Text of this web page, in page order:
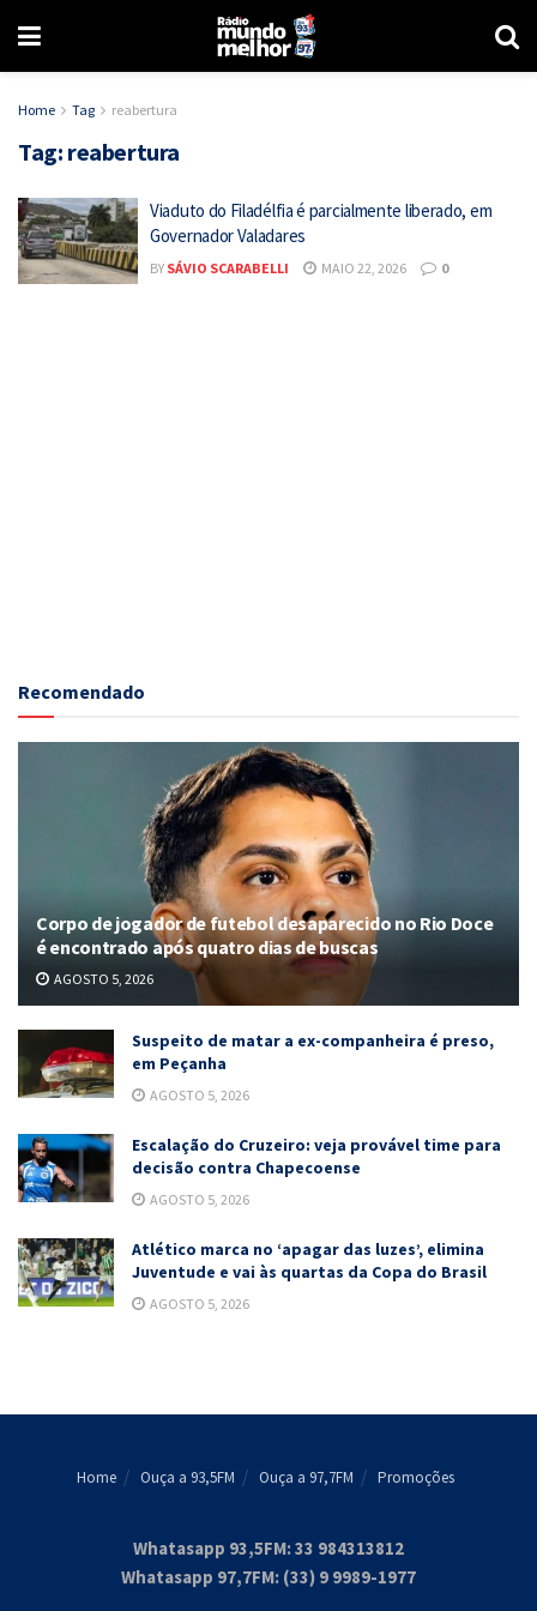
Home Tag reabertura
Tag: reabertura
Viaduto do Filadélfia é parcialmente liberado, em
Governador Valadares
BY SÁVIO SCARABELLI MAIO 22, 2026 0
Recomendado
Corpo de jogador de futebol desaparecido no Rio Doce
é encontrado após quatro dias de buscas
AGOSTO 5, 2026
Suspeito de matar a ex-companheira é preso,
em Peçanha
AGOSTO 5, 2026
Escalação do Cruzeiro: veja provável time para
decisão contra Chapecoense
AGOSTO 5, 2026
Atlético marca no ‘apagar das luzes’, elimina
Juventude e vai às quartas da Copa do Brasil
AGOSTO 5, 2026
Home Ouça a 93,5FM Ouça a 97,7FM Promoções
Whatasapp 93,5FM: 33 984313812
Whatasapp 97,7FM: (33) 9 9989-1977